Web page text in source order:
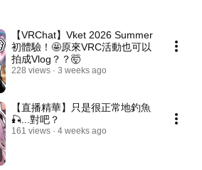
【VRChat】Vket 2026 Summer
初體驗！🤩原來VRC活動也可以
拍成Vlog？？🤯
228 views 3 weeks ago
【直播精華】只是很正常地釣魚
🎣...對吧？
161 views 4 weeks ago